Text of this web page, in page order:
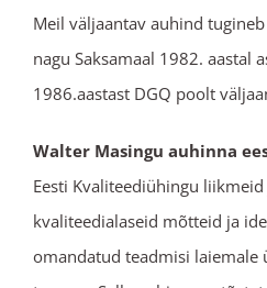
Meil väljaantav auhind
nagu Saksamaal 1982. aastal
1986.aastast DGQ poolt
Walter Masingu auhinna
Eesti Kvaliteediühingu
kvaliteedialaseid mõtteid ja
omandatud teadmisi laiemale